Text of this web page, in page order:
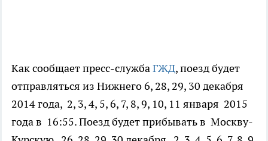
Как сообщает пресс-службаГЖД, поезд будет
отправляться из Нижнего 6, 28, 29, 30 декабря
2014 года, 2, 3, 4, 5, 6, 7, 8, 9, 10, 11 января 2015
года в 16:55. Поезд будет прибывать в Москву-